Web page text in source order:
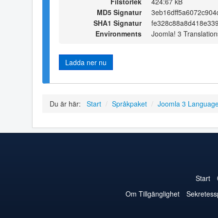
MD5 Signatur
SHA1 Signatur
Environments
Joomla! 3
Ladda ner nu
Du är här: Start / Språkpaket / Joomla 3
Start
Om Tillgänglighet